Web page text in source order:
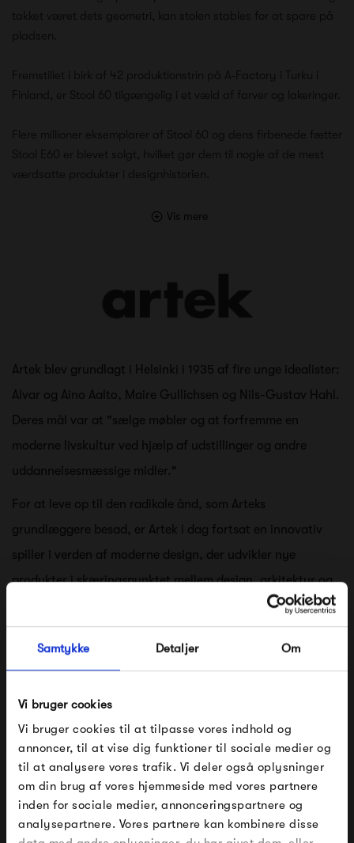
Samtykke Detaljer Om
Vi bruger cookies
Vi bruger cookies til at tilpasse vores indhold og
annoncer, til at vise dig funktioner til sociale medier og
til at analysere vores trafik. Vi deler også oplysninger
om din brug af vores hjemmeside med vores partnere
inden for sociale medier, annonceringspartnere og
analysepartnere. Vores partnere kan kombinere disse
takket været dets geometri, kan stolen stables for at spare på
pladsen.
Fremstillet i birk af 42 produktionstrin på A-Factory i Turku i
Finland, er Stool 60 tilgængelig i et væld af farver og lakeringer.
Flere millioner eksemplarer af Stool 60 og dens firbenede fætter
Stool E60 er blevet solgt, hvilket gør dem til nogle af de mest
værdsatte produkter i designhistorien.
Vis mere
Artek blev grundlagt i Helsinki i 1935 af fire unge idealister:
Alvar og Aino Aalto, Maire Gullichsen og Nils-Gustav Hahl.
Deres mål var at "sælge møbler og at forfremme en
moderne livskultur ved hjælp af udstillinger og andre
uddannelsesmæssige midler."
For at leve op til den radikale ånd, som Arteks
grundlæggere besad, er Artek i dag fortsat en innovativ
spiller i verden af moderne design, der udvikler nye
produkter i skæringspunktet mellem design, arkitektur og
Artek kollektionen består af møbler, belysning og tilbehør
designere. Artek står for klarhed, funktionalitet og poetisk
enkelthed.
Se alle varer fra Artek
FÅ 10% PÅ DIN NÆSTE ORDRE
Indtast din e-mail, så sender vi rabatkoden til dig på